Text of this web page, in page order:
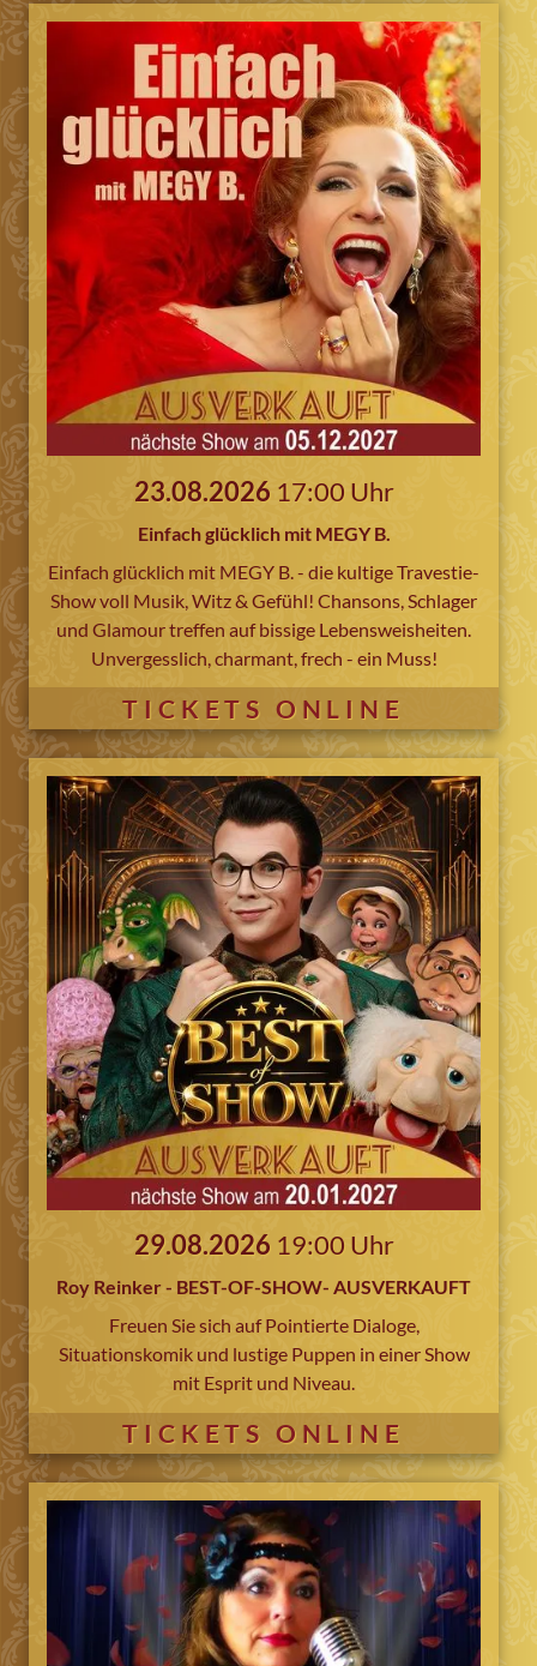
23.08.2026 17:00 Uhr
Einfach glücklich mit MEGY B.
Einfach glücklich mit MEGY B. - die kultige Travestie-
Show voll Musik, Witz & Gefühl! Chansons, Schlager
und Glamour treffen auf bissige Lebensweisheiten.
Unvergesslich, charmant, frech - ein Muss!
TICKETS ONLINE
29.08.2026 19:00 Uhr
Roy Reinker - BEST-OF-SHOW- AUSVERKAUFT
Freuen Sie sich auf Pointierte Dialoge,
Situationskomik und lustige Puppen in einer Show
mit Esprit und Niveau.
TICKETS ONLINE